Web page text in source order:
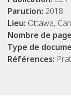
Parution: 2018
Lieu: Ottawa,
Nombre de
Type de
Références: